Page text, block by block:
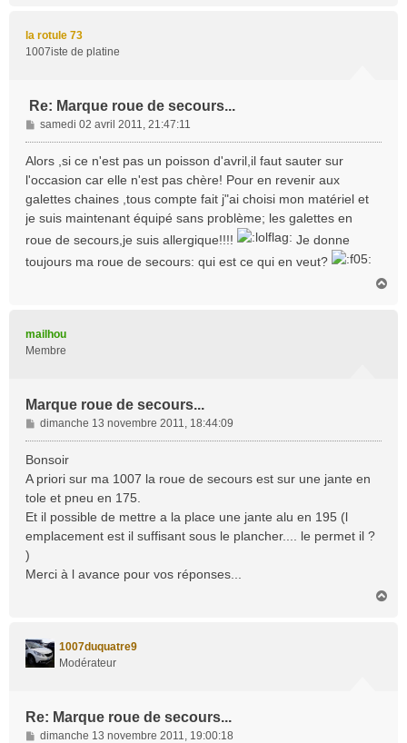
la rotule 73
1007iste de platine
Re: Marque roue de secours...
M
e
s
a
g
e
samedi 02 avril 2011, 21:47:11
Alors ,si ce n'est pas un poisson d'avril,il faut sauter sur
l'occasion car elle n'est pas chère! Pour en revenir aux
galettes chaines ,tous compte fait j"ai choisi mon matériel et
je suis maintenant équipé sans problème; les galettes en
roue de secours,je suis allergique!!!!
Je donne
toujours ma roue de secours: qui est ce qui en veut?
mailhou
Membre
Marque roue de secours...
M
e
a
g
e
dimanche 13 novembre 2011, 18:44:09
Bonsoir
A priori sur ma 1007 la roue de secours est sur une jante en
tole et pneu en 175.
Et il possible de mettre a la place une jante alu en 195 (l
emplacement est il suffisant sous le plancher.... le permet il ?
)
Merci à l avance pour vos réponses...
1007duquatre9
Modérateur
Re: Marque roue de secours...
M
dimanche 13 novembre 2011, 19:00:18